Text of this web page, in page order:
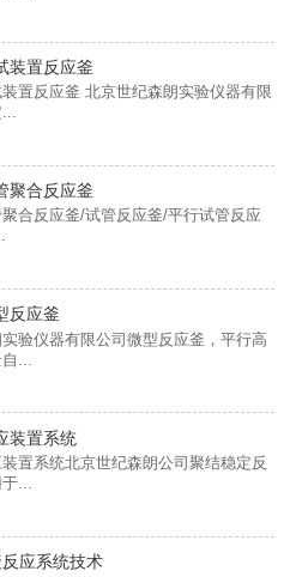
装置反应釜
置反应釜 北京世纪森朗实验仪器有限
聚合反应釜
合反应釜/试管反应釜/平行试管反应
反应釜
验仪器有限公司微型反应釜，平行高
...
装置系统
置系统北京世纪森朗公司聚结稳定反
...
应系统技术